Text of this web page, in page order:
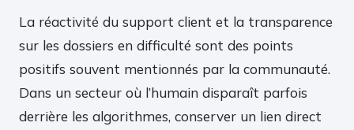
La réactivité du support client et la transparence
sur les dossiers en difficulté sont des points
positifs souvent mentionnés par la communauté.
Dans un secteur où l’humain disparaît parfois
derrière les algorithmes, conserver un lien direct